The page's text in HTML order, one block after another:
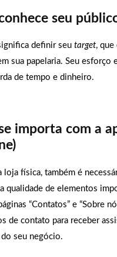
seu
definir seu target,
sua papelaria. Seu esforço
de tempo e dinheiro.
importa com a
loja física, também é
qualidade de elementos
“Contatos” e “Sobre
de contato para receber
seu negócio.